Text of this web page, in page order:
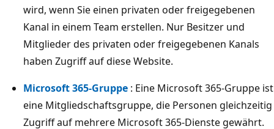
wird, wenn Sie einen privaten oder freigegebenen
Kanal in einem Team erstellen. Nur Besitzer und
Mitglieder des privaten oder freigegebenen Kanals
haben Zugriff auf diese Website.
Microsoft 365-Gruppe : Eine Microsoft 365-Gruppe ist
eine Mitgliedschaftsgruppe, die Personen gleichzeitig
Zugriff auf mehrere Microsoft 365-Dienste gewährt.